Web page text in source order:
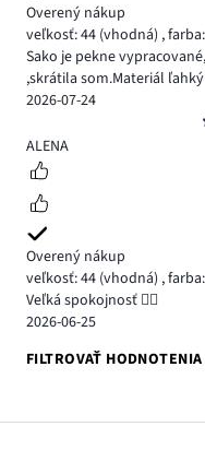
Overený nákup
veľkosť: 44 (vhodná) ,
Sako je pekne
,skrátila som.Materiál
2026-07-24
5
ALENA
Overený nákup
veľkosť: 44 (vhodná) ,
Veľká spokojnosť 👍🏻
2026-06-25
FILTROVAŤ HODNOTENIA